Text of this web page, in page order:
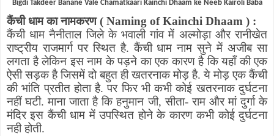
Bigdi Takdeer Banane Vale Chamatkaari Kainchi Dhaam ke Neeb Kairoli Baba
कैंची धाम का नामकरण ( Naming of Kainchi Dhaam ) :
कैंची धाम नैनीताल जिले के भवाली गांव में अल्मोड़ा और रानीखेत
राष्ट्रीय राजमार्ग पर स्थित है.कैंची धाम नाम सुने में अजीब सा
लगता है लेकिन इस नाम के पड़ने का एक कारण है कि यहाँ की एक
ऐसी सड़क है जिसमें दो बहुत ही खतरनाक मोड़ है.ये मोड़ एक कैंची
की भांति प्रतीत होता है.पर फिर भी कभी कोई खतरनाक दुर्घटना
नहीं घटी.माना जाता है कि हनुमान जी,सीता-राम और मां दुर्गा के
मंदिर इस कैंची धाम में उपस्थित होने के कारण कभी कोई दुर्घटना
नही होती.